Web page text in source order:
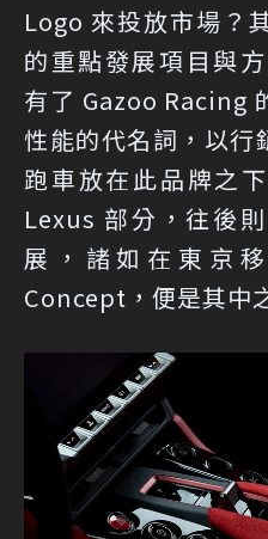
Logo 來投放市場？
的重點發展項目與
有了 Gazoo Racing
性能的代名詞，以行
跑車放在此品牌之
Lexus 部分，往後
展，諸如在東京
Concept，便是其中